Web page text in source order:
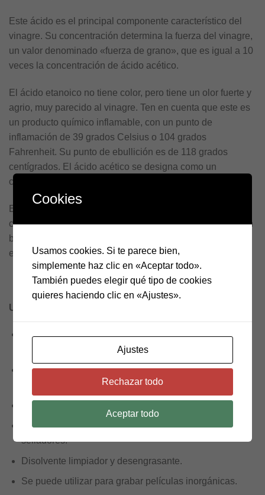
Este ácido es el principal componente característico del
vinagre. Su concentración determina la fuerza del vinagre,
un valor denominado «fuerza de grano», que es igual a 10
veces la concentración de ácido acético.
El ácido etanoico no tiene color, pero tiene un olor fuerte y
agrio, muy parecido al vinagre. Ten en cuenta que este es
un producto químico inflamable, con un punto de
inflamación de 39 grados Celsius o 104 grados
Fahrenheit. Su punto de ebullición es de 118 grados
centígrados. El ácido acético se designa como un
compuesto orgánico volátil.
Este ácido absorbe la humedad, por lo que se clasifica
como higroscópico. Puede reaccionar poderosamente con
bases o ácidos. En altas concentraciones también corroe
el metal y degrada los plásticos y el caucho.
Usos
Fabricación de artículos de plástico como botellas y
otros materiales sintéticos.
Fabricación de tintes, pigmentos y aditivos para
pinturas y recubrimientos.
Es un componente del pegamento para madera y otros
selladores.
Disolvente limpiador y desengrasante.
Se puede utilizar para grabar películas inorgánicas.
Cookies
Usamos cookies. Si te parece bien,
simplemente haz clic en «Aceptar todo».
También puedes elegir qué tipo de cookies
quieres haciendo clic en «Ajustes».
Ajustes
Rechazar todo
Aceptar todo